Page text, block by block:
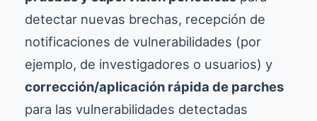
detectar nuevas brechas, recepción de
notificaciones de vulnerabilidades (por
ejemplo, de investigadores o usuarios) y
corrección/aplicación rápida de parches
para las vulnerabilidades detectadas